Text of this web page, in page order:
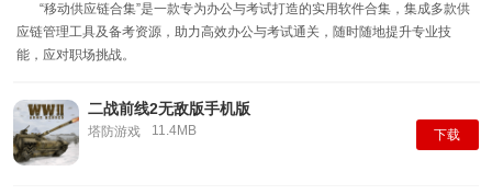
“移动供应链合集”是一款专为办公与考试打造的实用软件合集，集成多款供
应链管理工具及备考资源，助力高效办公与考试通关，随时随地提升专业技
能，应对职场挑战。
二战前线2无敌版手机版
塔防游戏 11.4MB 下载